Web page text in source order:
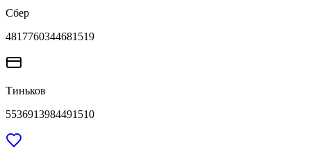
Сбер
4817760344681519
Тиньков
5536913984491510